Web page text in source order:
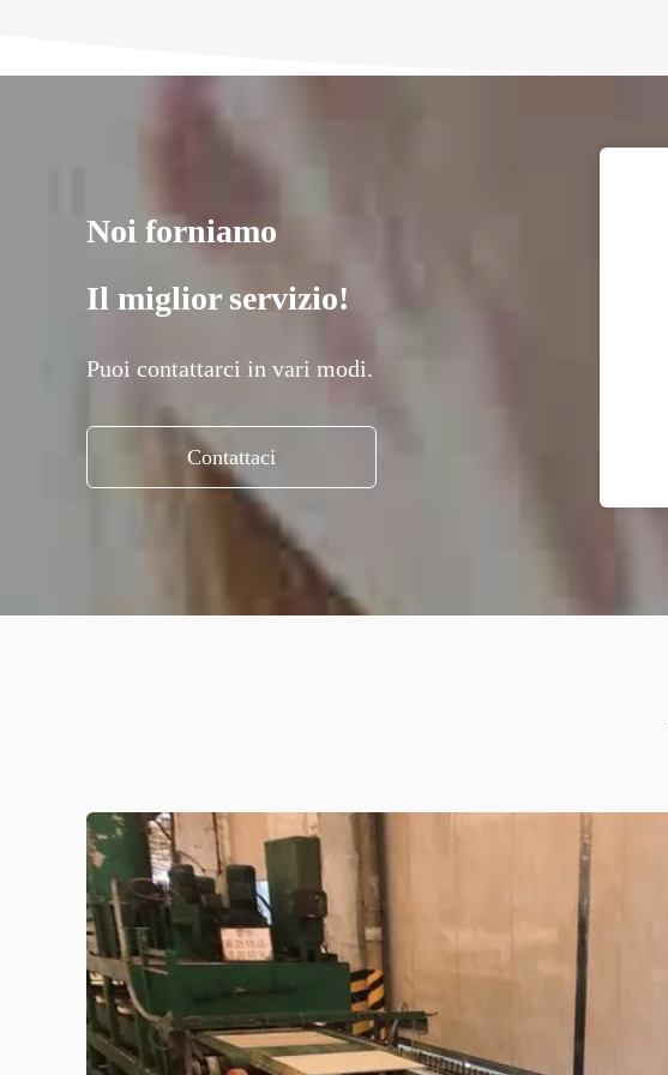
Noi forniamo
Il miglior servizio!
Puoi contattarci in vari modi.
Contattaci